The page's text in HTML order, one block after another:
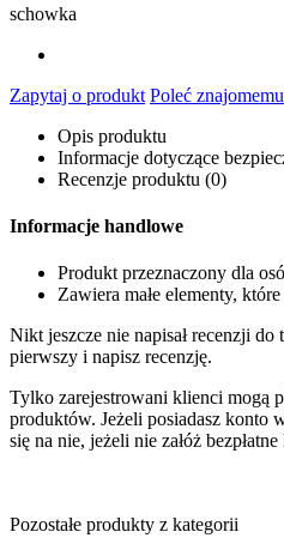
schowka
Zapytaj o produkt Poleć znajomemu
Opis produktu
Informacje dotyczące
Recenzje produktu (0)
Informacje handlowe
Produkt przeznaczony dla
Zawiera małe elementy,
Nikt jeszcze nie napisał recenzji
pierwszy i napisz recenzję.
Tylko zarejestrowani klienci mogą
produktów. Jeżeli posiadasz konto
się na nie, jeżeli nie załóż
Pozostałe produkty z kategorii